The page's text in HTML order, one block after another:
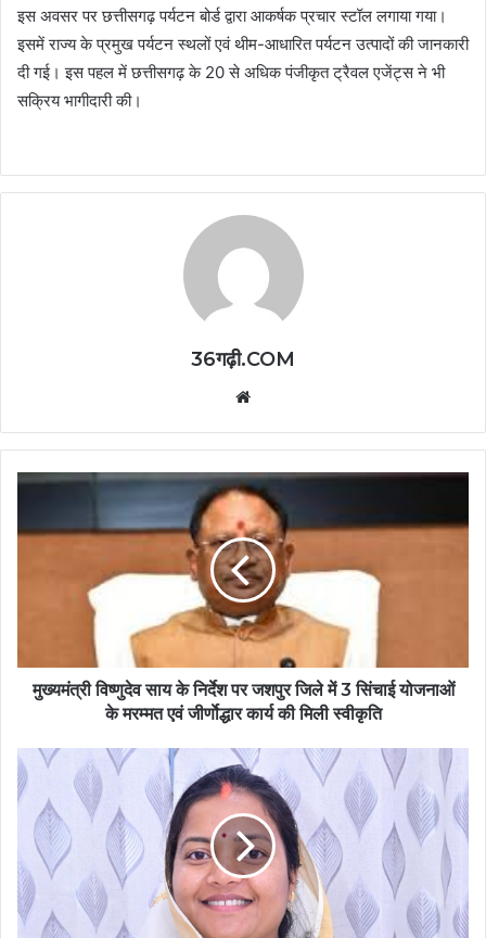
इस अवसर पर छत्तीसगढ़ पर्यटन बोर्ड द्वारा आकर्षक प्रचार स्टॉल लगाया गया।
इसमें राज्य के प्रमुख पर्यटन स्थलों एवं थीम-आधारित पर्यटन उत्पादों की जानकारी
दी गई। इस पहल में छत्तीसगढ़ के 20 से अधिक पंजीकृत ट्रैवल एजेंट्स ने भी
सक्रिय भागीदारी की।
36गढ़ी.COM
मुख्यमंत्री विष्णुदेव साय के निर्देश पर जशपुर जिले में 3 सिंचाई योजनाओं
के मरम्मत एवं जीर्णाेद्धार कार्य की मिली स्वीकृति